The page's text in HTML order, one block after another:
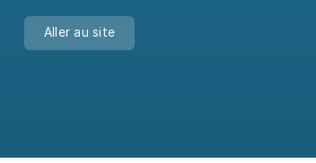
Aller au site